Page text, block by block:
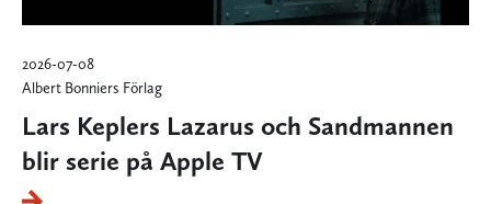
2026-07-08
Albert Bonniers Förlag
Lars Keplers Lazarus och Sandmannen
blir serie på Apple TV